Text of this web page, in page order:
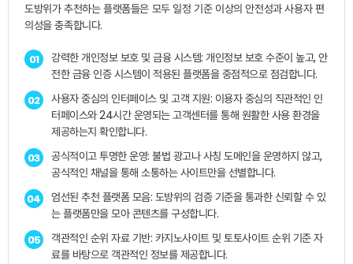
도방위가 추천하는 플랫폼들은 모두 일정 기준 이상의 안전성과 사용자 편
의성을 충족합니다.
01
강력한 개인정보 보호 및 금융 시스템: 개인정보 보호 수준이 높고, 안
전한 금융 인증 시스템이 적용된 플랫폼을 중점적으로 점검합니다.
02
사용자 중심의 인터페이스 및 고객 지원: 이용자 중심의 직관적인 인
터페이스와 24시간 운영되는 고객센터를 통해 원활한 사용 환경을
제공하는지 확인합니다.
03
공식적이고 투명한 운영: 불법 광고나 사칭 도메인을 운영하지 않고,
공식적인 채널을 통해 소통하는 사이트만을 선별합니다.
04
엄선된 추천 플랫폼 모음: 도방위의 검증 기준을 통과한 신뢰할 수 있
는 플랫폼만을 모아 콘텐츠를 구성합니다.
05
객관적인 순위 자료 기반: 카지노사이트 및 토토사이트 순위 기준 자
료를 바탕으로 객관적인 정보를 제공합니다.